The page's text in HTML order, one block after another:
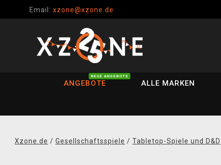
Email: xzone@xzone.de
ANGEBOTE
NEUE ANGEBOTE
ALLE MARKEN
Xzone.de / Gesellschaftsspiele / Tabletop-Spiele und D&D